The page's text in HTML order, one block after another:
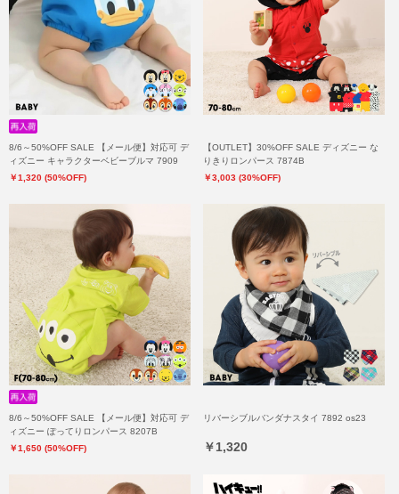
8/6～50%OFF SALE 【メール便】対応可 デ
ィズニー キャラクターベビーブルマ 7909
￥1,320 (50%OFF)
【OUTLET】30%OFF SALE ディズニー な
りきりロンパース 7874B
￥3,003 (30%OFF)
8/6～50%OFF SALE 【メール便】対応可 デ
ィズニー ぽってりロンパース 8207B
￥1,650 (50%OFF)
リバーシブルバンダナスタイ 7892 os23
￥1,320